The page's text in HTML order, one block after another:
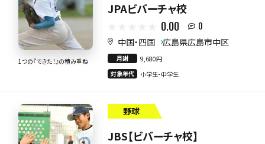
1つの『できた！』の積み重ね
JPAビバーチャ校
0.00 0
中国・四国 広島県広島市中区
月謝
9,680円
対象年代
小学生・中学生
野球
JBS【ビバーチャ校】